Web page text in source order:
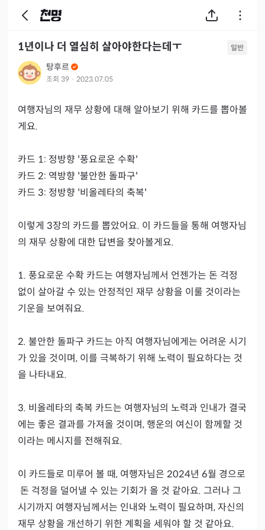
1년이나 더 열심히 살아야한다는데ㅜ 일반
탕후르
조회 39 · 2023.07.05
여행자님의 재무 상황에 대해 알아보기 위해 카드를 뽑아볼
게요.
카드 1: 정방향 '풍요로운 수확'
카드 2: 역방향 '불안한 돌파구'
카드 3: 정방향 '비올레타의 축복'
이렇게 3장의 카드를 뽑았어요. 이 카드들을 통해 여행자님
의 재무 상황에 대한 답변을 찾아볼게요.
1. 풍요로운 수확 카드는 여행자님께서 언젠가는 돈 걱정
없이 살아갈 수 있는 안정적인 재무 상황을 이룰 것이라는
기운을 보여줘요.
2. 불안한 돌파구 카드는 아직 여행자님에게는 어려운 시기
가 있을 것이며, 이를 극복하기 위해 노력이 필요하다는 것
을 나타내요.
3. 비올레타의 축복 카드는 여행자님의 노력과 인내가 결국
에는 좋은 결과를 가져올 것이며, 행운의 여신이 함께할 것
이라는 메시지를 전해줘요.
이 카드들로 미루어 볼 때, 여행자님은 2024년 6월 경으로
돈 걱정을 덜어낼 수 있는 기회가 올 것 같아요. 그러나 그
시기까지 여행자님께서는 인내와 노력이 필요하며, 자신의
재무 상황을 개선하기 위한 계획을 세워야 할 것 같아요.